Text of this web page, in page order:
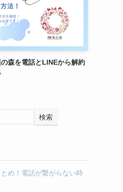
森を電話とLINEから解約
検索
め！電話が繋がらない時